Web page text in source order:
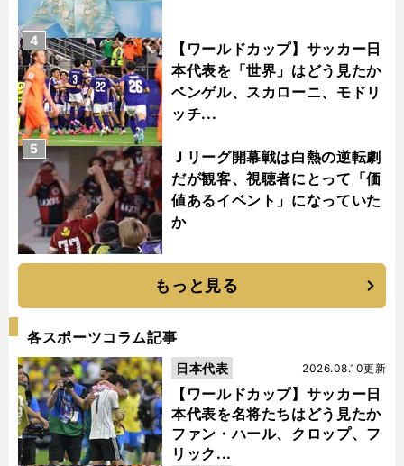
【ワールドカップ】サッカー日
本代表を「世界」はどう見たか
ベンゲル、スカローニ、モドリ
ッチ...
4
Ｊリーグ開幕戦は白熱の逆転劇
だが観客、視聴者にとって「価
値あるイベント」になっていた
か
5
もっと見る
各スポーツコラム記事
【ワールドカップ】サッカー日
本代表を名将たちはどう見たか
ファン・ハール、クロップ、フ
リック...
2026.08.10更新
日本代表